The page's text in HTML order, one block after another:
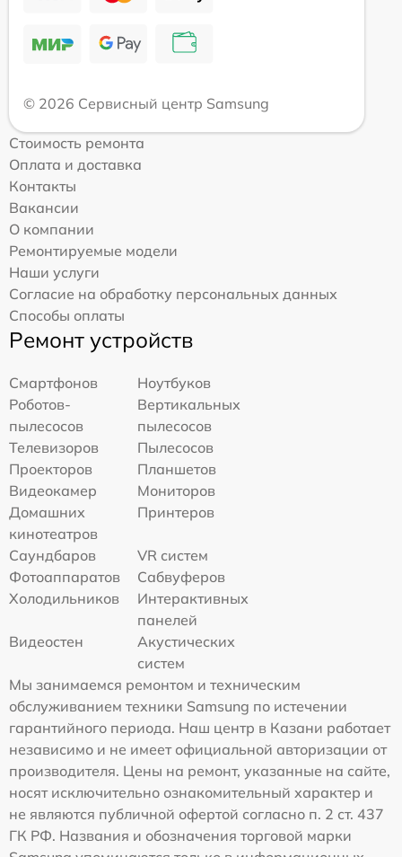
© 2026 Сервисный центр Samsung
Стоимость ремонта
Оплата и доставка
Контакты
Вакансии
О компании
Ремонтируемые модели
Наши услуги
Согласие на обработку персональных данных
Способы оплаты
Ремонт устройств
Смартфонов
Ноутбуков
Роботов-
пылесосов
Вертикальных
пылесосов
Телевизоров
Пылесосов
Проекторов
Планшетов
Видеокамер
Мониторов
Домашних
кинотеатров
Принтеров
Саундбаров
VR систем
Фотоаппаратов
Сабвуферов
Холодильников
Интерактивных
панелей
Видеостен
Акустических
систем
Мы занимаемся ремонтом и техническим
обслуживанием техники Samsung по истечении
гарантийного периода. Наш центр в Казани работает
независимо и не имеет официальной авторизации от
производителя. Цены на ремонт, указанные на сайте,
носят исключительно ознакомительный характер и
не являются публичной офертой согласно п. 2 ст. 437
ГК РФ. Названия и обозначения торговой марки